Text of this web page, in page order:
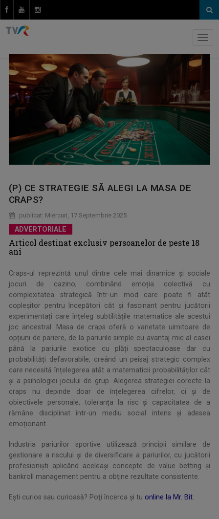
(P) CE STRATEGIE SĂ ALEGI LA MASA DE
CRAPS?
publicat: Miercuri, 17 Septembrie 2025
ADVERTORIALE
Articol destinat exclusiv persoanelor de peste 18
ani
Craps-ul reprezintă unul dintre cele mai dinamice și sociale
jocuri de cazino, combinând emoția colectivă cu
complexitatea strategică într-un mod care poate fi atât
copleșitor pentru începători cât și fascinant pentru jucătorii
experimentați care înțeleg subtilitățile matematice ale acestui
joc ancestral. Masa de craps oferă o varietate uimitoare de
opțiuni de pariere, de la pariurile simple cu avantaj mic al casei
până la pariurile exotice cu plăți spectaculoase dar cu
probabilități defavorabile, creând un peisaj strategic complex
care necesită înțelegerea atât a matematicii probabilităților cât
și a psihologiei jocului de grup. Alegerea strategiei corecte la
craps nu depinde doar de înțelegerea cifrelor, ci și de
obiectivele personale, toleranța la risc și capacitatea de a
rămâne disciplinat într-un mediu social intens și adesea
emoționant.
Industria pariurilor sportive utilizează principii similare de
gestionare a riscului și de diversificare a pariurilor, cu jucătorii
profesioniști aplicând aceleași concepte de value betting și
bankroll management pentru a obține rezultate consistente.
Eşti curios sau curioasă? Poţi încerca şi tu online la Mr. Bit